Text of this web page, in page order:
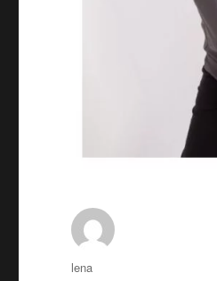
Autor
lena